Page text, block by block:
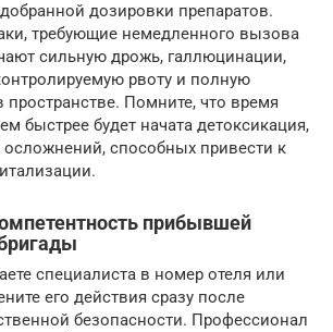
дозировки препаратов.
требующие немедленного вызова
сильную дрожь, галлюцинации,
рвоту и полную
Помните, что время
быстрее будет начата детоксикация,
способных привести к
прибывшей
специалиста в номер отеля или
его действия сразу после
безопасности. Профессионал